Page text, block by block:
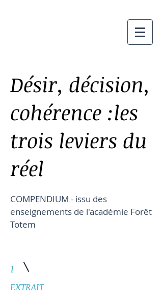
Désir, décision,
cohérence :les
trois leviers du
réel
COMPENDIUM - issu des
enseignements de l'académie Forêt
Totem
1
EXTRAIT